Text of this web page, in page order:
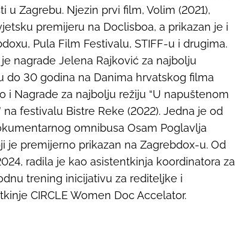
u Zagrebu. Njezin prvi film, Volim (2021),
premijeru na Doclisboa, a prikazan je i
Pula Film Festivalu, STIFF-u i drugima.
nagrade Jelena Rajković za najbolju
do 30 godina na Danima hrvatskog filma
i Nagrade za najbolju režiju “U napuštenom
na festivalu Bistre Reke (2022). Jedna je od
omnibusa Osam Poglavlja
je premijerno prikazan na Zagrebdox-u. Od
radila je kao asistentkinja koordinatora za
trening inicijativu za rediteljke i
CIRCLE Women Doc Accelator.